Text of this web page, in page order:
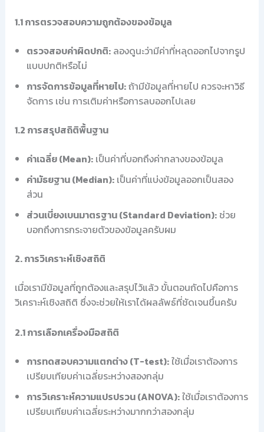
1.1 การตรวจสอบความถูกต้องของข้อมูล
ตรวจสอบค่าผิดปกติ:ลองดูนะว่ามีค่าที่หลุดออกไปจากรูป
แบบปกติหรือไม่
การจัดการข้อมูลที่หายไป:ถ้ามีข้อมูลที่หายไป ควรจะหาวิธี
จัดการ เช่น การเติมค่าหรือการลบออกไปเลย
1.2 การสรุปสถิติพื้นฐาน
ค่าเฉลี่ย (Mean):เป็นค่าที่บอกถึงค่ากลางของข้อมูล
ค่ามัธยฐาน (Median):เป็นค่าที่แบ่งข้อมูลออกเป็นสอง
ส่วน
ส่วนเบี่ยงเบนมาตรฐาน (Standard Deviation):ช่วย
บอกถึงการกระจายตัวของข้อมูลครับผม
2. การวิเคราะห์เชิงสถิติ
เมื่อเรามีข้อมูลที่ถูกต้องและสรุปไว้แล้ว ขั้นตอนถัดไปคือการ
วิเคราะห์เชิงสถิติ ซึ่งจะช่วยให้เราได้ผลลัพธ์ที่ชัดเจนขึ้นครับ
2.1 การเลือกเครื่องมือสถิติ
การทดสอบความแตกต่าง (T-test):ใช้เมื่อเราต้องการ
เปรียบเทียบค่าเฉลี่ยระหว่างสองกลุ่ม
การวิเคราะห์ความแปรปรวน (ANOVA):ใช้เมื่อเราต้องการ
เปรียบเทียบค่าเฉลี่ยระหว่างมากกว่าสองกลุ่ม